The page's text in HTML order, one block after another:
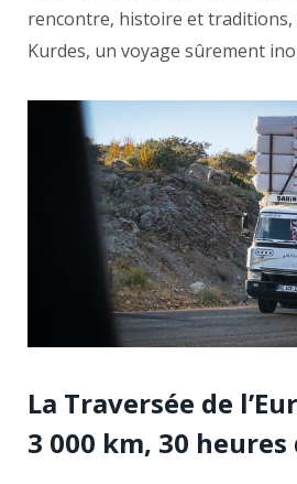
rencontre, histoire et
Kurdes, un voyage sûrement
La Traversée de
3 000 km, 30